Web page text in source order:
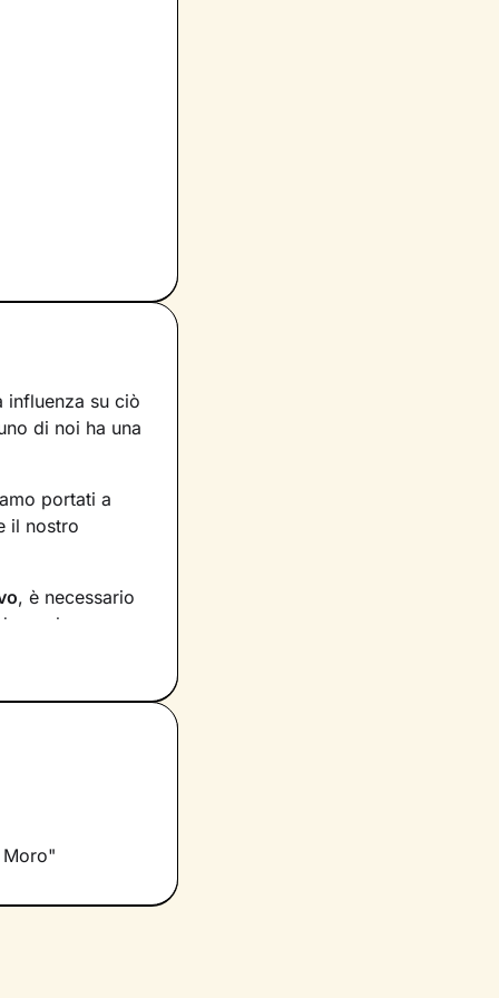
influenza su ciò
di noi ha una
portati a
il nostro
, è necessario
a lavorare
potrai
resterò al tuo
benessere.